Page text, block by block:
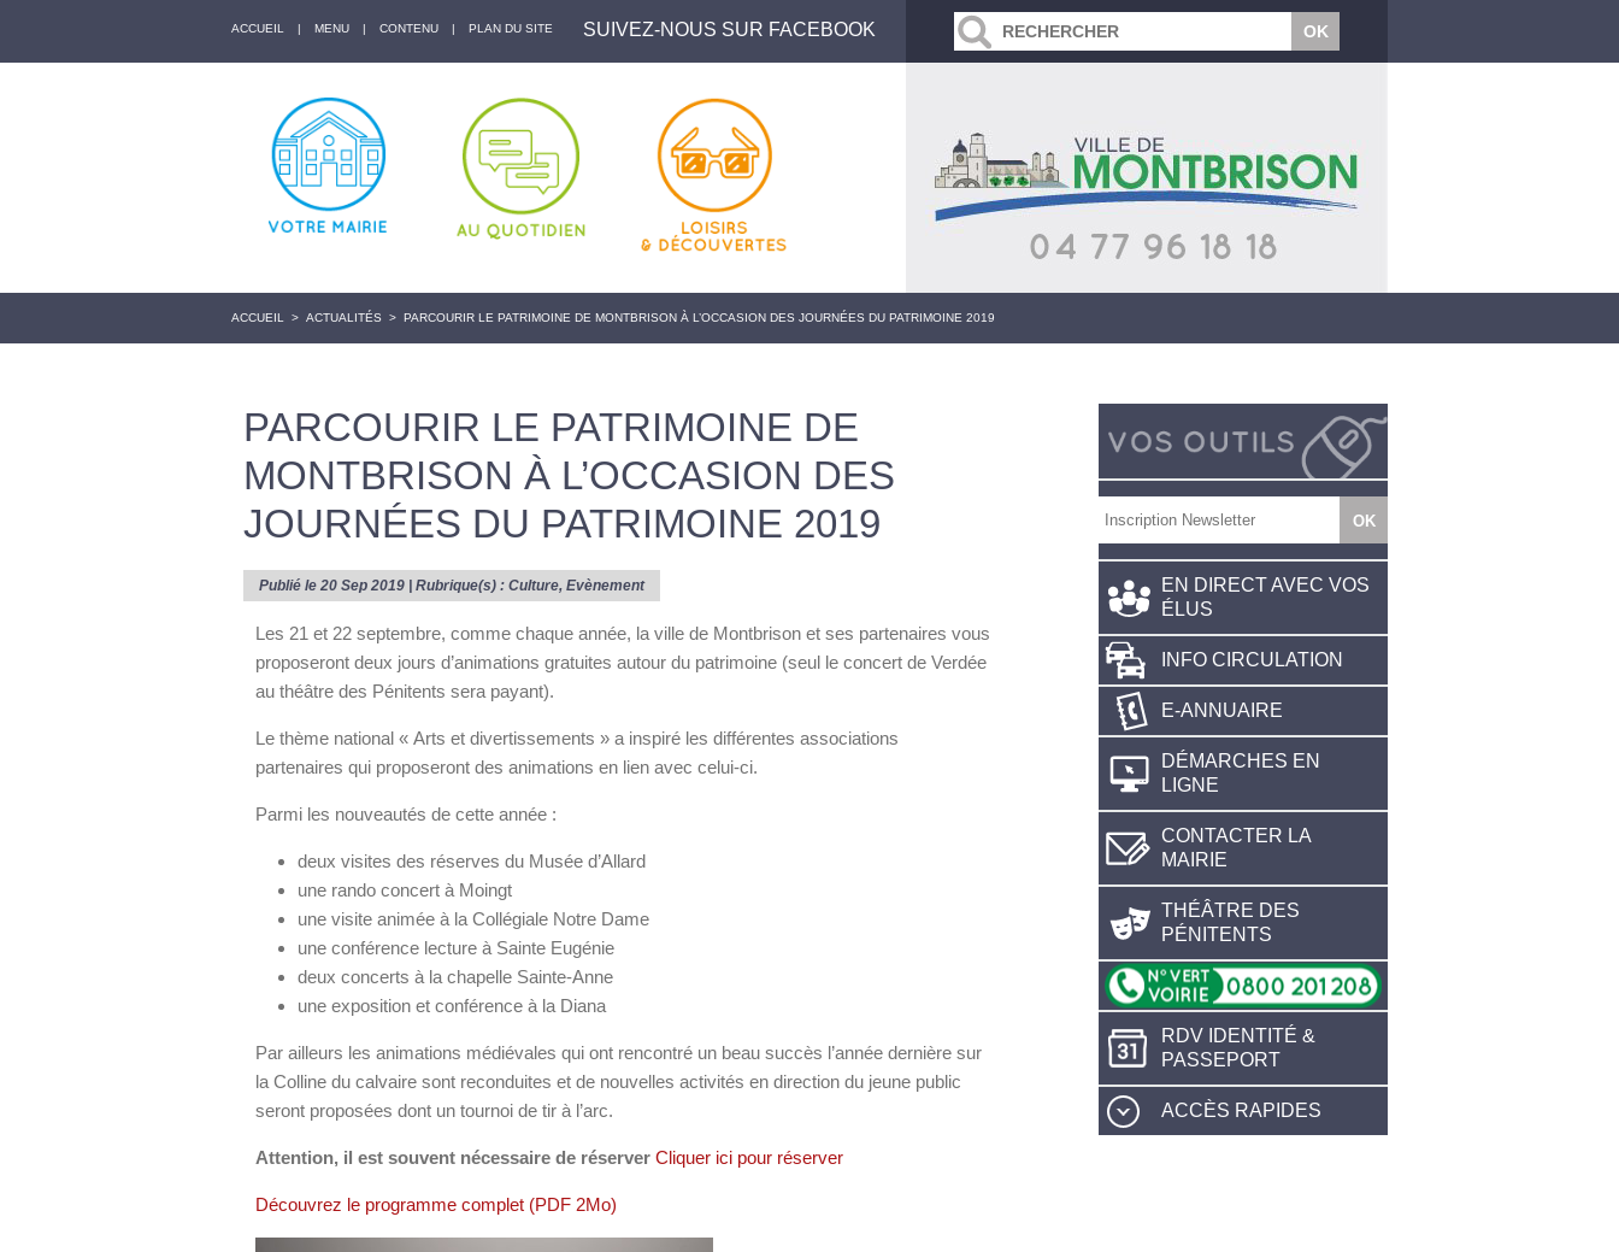
ACCUEIL | MENU | CONTENU | PLAN DU SITE SUIVEZ-NOUS SUR FACEBOOK
ACCUEIL > ACTUALITÉS > PARCOURIR LE PATRIMOINE DE MONTBRISON À L’OCCASION DES JOURNÉES DU PATRIMOINE 2019
PARCOURIR LE PATRIMOINE DE
MONTBRISON À L’OCCASION DES
JOURNÉES DU PATRIMOINE 2019
Publié le 20 Sep 2019 | Rubrique(s) : Culture, Evènement
Les 21 et 22 septembre, comme chaque année, la ville de Montbrison et ses partenaires vous
proposeront deux jours d’animations gratuites autour du patrimoine (seul le concert de Verdée
au théâtre des Pénitents sera payant).
Le thème national « Arts et divertissements » a inspiré les différentes associations
partenaires qui proposeront des animations en lien avec celui-ci.
Parmi les nouveautés de cette année :
deux visites des réserves du Musée d’Allard
une rando concert à Moingt
une visite animée à la Collégiale Notre Dame
une conférence lecture à Sainte Eugénie
deux concerts à la chapelle Sainte-Anne
une exposition et conférence à la Diana
Par ailleurs les animations médiévales qui ont rencontré un beau succès l’année dernière sur
la Colline du calvaire sont reconduites et de nouvelles activités en direction du jeune public
seront proposées dont un tournoi de tir à l’arc.
Attention, il est souvent nécessaire de réserver Cliquer ici pour réserver
Découvrez le programme complet (PDF 2Mo)
EN DIRECT AVEC VOS
ÉLUS
INFO CIRCULATION
E-ANNUAIRE
DÉMARCHES EN
LIGNE
CONTACTER LA
MAIRIE
THÉÂTRE DES
PÉNITENTS
RDV IDENTITÉ &
PASSEPORT
ACCÈS RAPIDES